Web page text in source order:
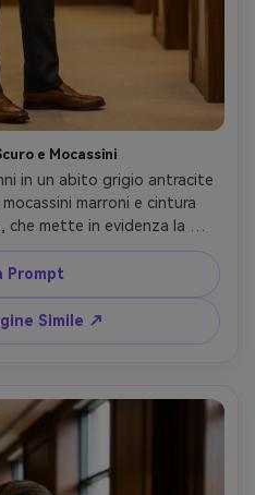
e Mocassini
in un abito grigio antracite
marroni e cintura
che mette in evidenza la
figura e come il tessuto cade
area prova boutique,
R5 85mm f/1.8, ritratto
nitida, texture realistica del
--ar 4:5
Prompt
Simile ↗